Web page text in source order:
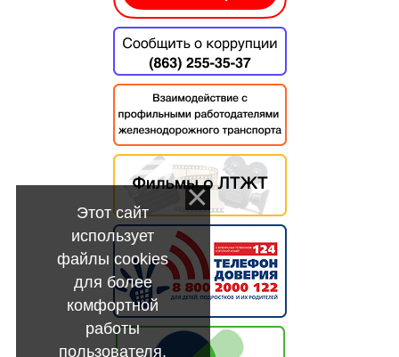
Этот сайт
использует
файлы cookies
для более
комфортной
работы
пользователя.